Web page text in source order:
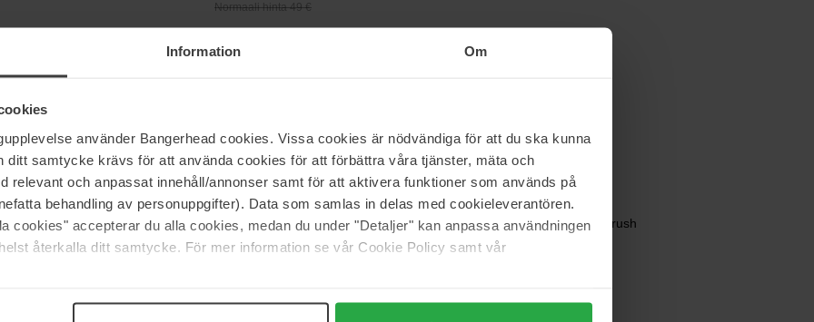
Information Om
använder Bangerhead cookies. Vissa cookies är nödvändiga för att du ska kunna
ditt samtycke krävs för att använda cookies för att förbättra våra tjänster, mäta och
relevant och anpassat innehåll/annonser samt för att aktivera funktioner som används på
behandling av personuppgifter). Data som samlas in delas med cookieleverantören.
cookies" accepterar du alla cookies, medan du under "Detaljer" kan anpassa användningen
återkalla ditt samtycke. För mer information se vår Cookie Policy samt vår
Normaali hinta 49 €
51 € 62 €
Comb
Tangle Teezer
Original Pink Fizz
Denman
Jack Dean Skeleton Brush
1 pcs